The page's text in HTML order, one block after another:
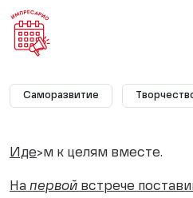
Саморазвитие
Иде>м к целям вместе.
На первой встрече